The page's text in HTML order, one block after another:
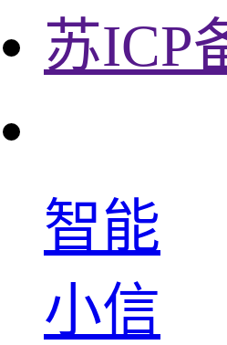
苏ICP
智能
小信